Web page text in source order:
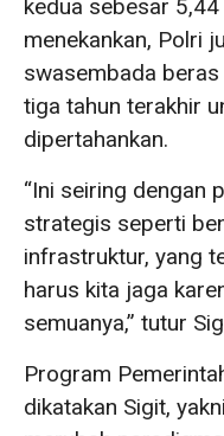
kedua sebesar
menekankan, Polri
swasembada
tiga tahun terakhir
dipertahankan.
“Ini seiring dengan
strategis seperti
infrastruktur, yang
harus kita jaga
semuanya,” tutur
Program
dikatakan Sigit,